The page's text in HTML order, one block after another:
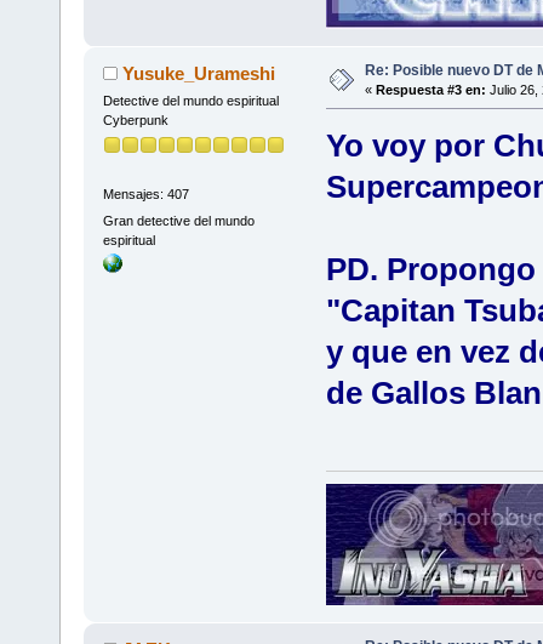
Yusuke_Urameshi
Detective del mundo espiritual
Cyberpunk
Mensajes: 407
Gran detective del mundo
espiritual
Re: Posible nuevo DT de
« Respuesta #3 en: Julio 26,
Yo voy por
PD.
"Capitan
y que en vez
de Gallos